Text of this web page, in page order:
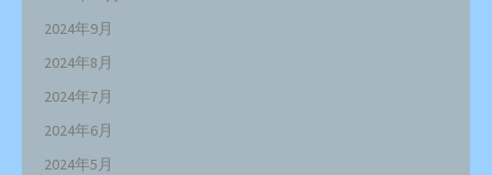
2024年9月
2024年8月
2024年7月
2024年6月
2024年5月